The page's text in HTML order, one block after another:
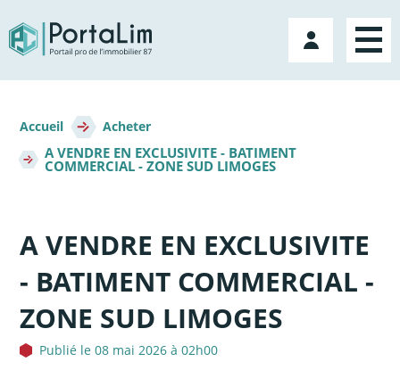
directement
au
contenu
Mon
compte
d'Ariane
Accueil Acheter
A VENDRE EN EXCLUSIVITE - BATIMENT
COMMERCIAL - ZONE SUD LIMOGES
A VENDRE EN EXCLUSIVITE
- BATIMENT COMMERCIAL -
ZONE SUD LIMOGES
Publié le 08 mai 2026 à 02h00